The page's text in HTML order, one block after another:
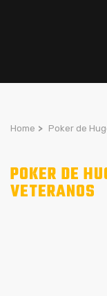
Home > Poker de
POKER DE
VETERANOS